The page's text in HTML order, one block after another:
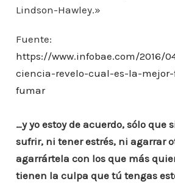
Lindson-Hawley.»
Fuente:
https://www.infobae.com/2016/
ciencia-revelo-cual-es-la-
fumar
…y yo estoy de acuerdo, sólo que
sufrir, ni tener estrés, ni agarrar
agarrártela con los que más
tienen la culpa que tú tengas